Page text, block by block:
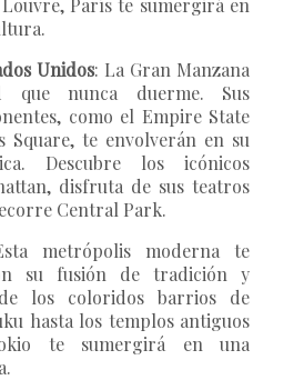
París te sumergirá en
Unidos: La Gran Manzana
que nunca duerme. Sus
como el Empire State
Square, te envolverán en su
Descubre los icónicos
disfruta de sus teatros
Central Park.
metrópolis moderna te
su fusión de tradición y
los coloridos barrios de
hasta los templos antiguos
te sumergirá en una